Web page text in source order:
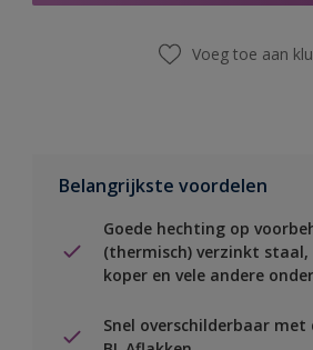
Voeg toe aan
Belangrijkste voordelen
Goede hechting op
(thermisch) verzinkt
koper en vele andere
Snel overschilderbaar met